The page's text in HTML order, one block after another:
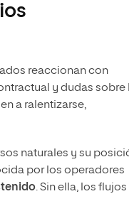
reaccionan con
y dudas sobre
a ralentizarse,
naturales y su
por los operadores
. Sin ella, los flujos